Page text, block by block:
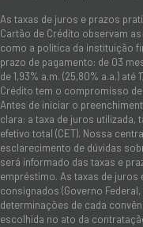
As taxas de juros e prazos
Cartão de Crédito observam
como a política da instituição
prazo de pagamento: de 03
de 1,93% a.m. (25,80% a.a.) até
Crédito tem o compromisso
Antes de iniciar o
clara: a taxa de juros utilizada,
efetivo total (CET). Nossa
esclarecimento de dúvidas
será informado das taxas e
empréstimo. As taxas de
consignados (Governo
determinações de cada
escolhida no ato da